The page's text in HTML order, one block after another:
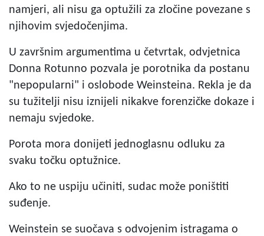
namjeri, ali nisu ga optužili za zločine povezane s
njihovim svjedočenjima.
U završnim argumentima u četvrtak, odvjetnica
Donna Rotunno pozvala je porotnika da postanu
"nepopularni" i oslobode Weinsteina. Rekla je da
su tužitelji nisu iznijeli nikakve forenzičke dokaze i
nemaju svjedoke.
Porota mora donijeti jednoglasnu odluku za
svaku točku optužnice.
Ako to ne uspiju učiniti, sudac može poništiti
suđenje.
Weinstein se suočava s odvojenim istragama o